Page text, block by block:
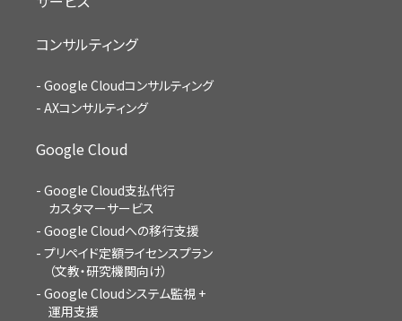
コンサルティング
Google Cloudコンサルティング
AXコンサルティング
Google Cloud
Google Cloud支払代行
カスタマーサービス
Google Cloudへの移行支援
プリペイド定額ライセンスプラン
（文教・研究機関向け）
Google Cloudシステム監視 +
運用支援